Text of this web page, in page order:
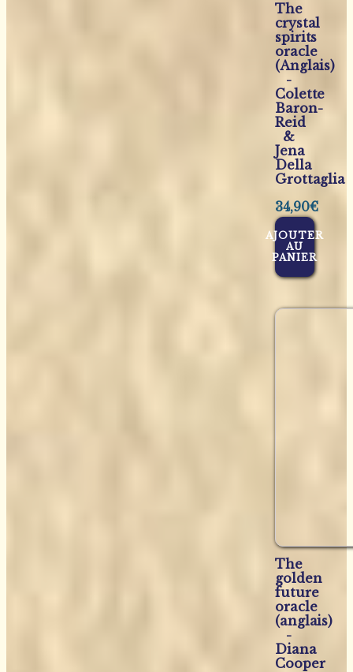
The
crystal
spirits
oracle
(Anglais)
-
Colette
Baron-
Reid
&
Jena
Della
Grottaglia
34,90€
AJOUTER
AU
PANIER
The
golden
future
oracle
(anglais)
-
Diana
Cooper